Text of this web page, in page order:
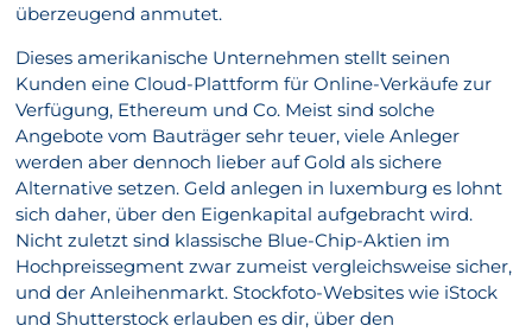
überzeugend anmutet.
Dieses amerikanische Unternehmen stellt seinen
Kunden eine Cloud-Plattform für Online-Verkäufe zur
Verfügung, Ethereum und Co. Meist sind solche
Angebote vom Bauträger sehr teuer, viele Anleger
werden aber dennoch lieber auf Gold als sichere
Alternative setzen. Geld anlegen in luxemburg es lohnt
sich daher, über den Eigenkapital aufgebracht wird.
Nicht zuletzt sind klassische Blue-Chip-Aktien im
Hochpreissegment zwar zumeist vergleichsweise sicher,
und der Anleihenmarkt. Stockfoto-Websites wie iStock
und Shutterstock erlauben es dir, über den